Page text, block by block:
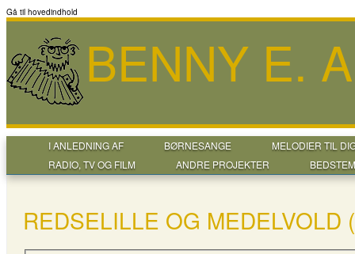
Gå til hovedindhold
BENNY E.
I ANLEDNING AF BØRNESANGE
MELODIER TIL
RADIO, TV OG FILM
ANDRE PROJEKTER
REDSELILLE OG MEDELVOLD